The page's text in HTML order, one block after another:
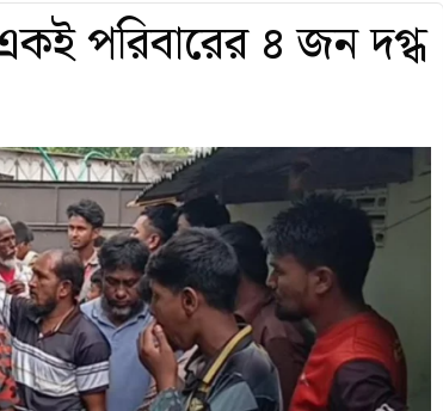
পরিবারের ৪ জন দগ্ধ